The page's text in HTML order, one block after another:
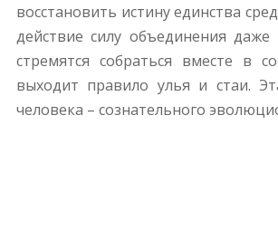
восстановить истину единства
действие силу объединения
стремятся собраться вместе в
выходит правило улья и стаи.
человека – сознательного